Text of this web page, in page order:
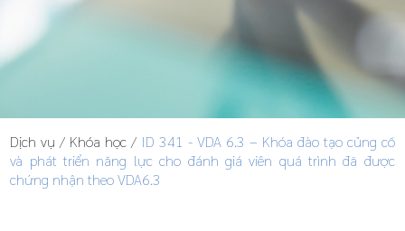
Dịch vụ / Khóa học / ID 341 - VDA 6.3 – Khóa đào tạo củng cố
và phát triển năng lực cho đánh giá viên quá trình đã được
chứng nhận theo VDA6.3